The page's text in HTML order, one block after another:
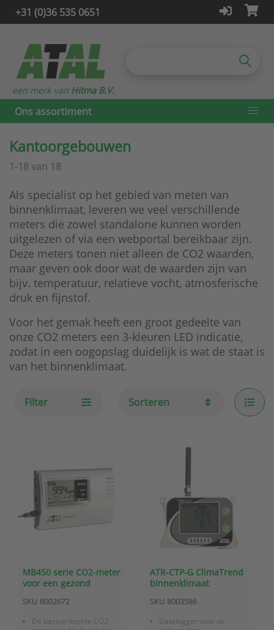
+31 (0)36 535 0651
Ons assortiment
een merk van Hitma B.V.
Kantoorgebouwen
1-18van 18
Als specialist op het gebied van meten van
binnenklimaat, leveren we veel verschillende
meters die zowel standalone kunnen worden
uitgelezen of via een webportal bereikbaar zijn.
Deze meters tonen niet alleen de CO2 waarden,
maar geven ook door wat de waarden zijn van
bijv. temperatuur, relatieve vocht, atmosferische
druk en fijnstof.
Voor het gemak heeft een groot gedeelte van
onze CO2 meters een 3-kleuren LED indicatie,
zodat in een oogopslag duidelijk is wat de staat is
van het binnenklimaat.
Filter Sorteren
MB450 serie CO2-meter
voor een gezond
SKU 8002672
De bestverkochte CO2-
ATR-CTP-G ClimaTrend
binnenklimaat
temperatuur, RV en
atmosferische druk met
GSM-modem
SKU 8003586
Datalogger voor de